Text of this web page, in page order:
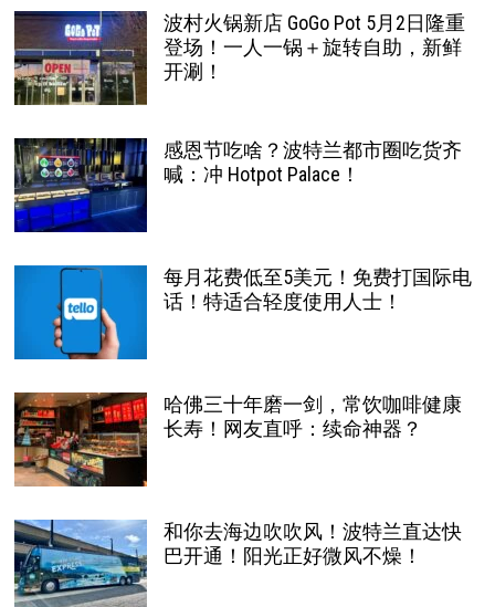
波村火锅新店 GoGo Pot 5月2日隆重
登场！一人一锅＋旋转自助，新鲜
开涮！
感恩节吃啥？波特兰都市圈吃货齐
喊：冲 Hotpot Palace！
每月花费低至5美元！免费打国际电
话！特适合轻度使用人士！
哈佛三十年磨一剑，常饮咖啡健康
长寿！网友直呼：续命神器？
和你去海边吹吹风！波特兰直达快
巴开通！阳光正好微风不燥！